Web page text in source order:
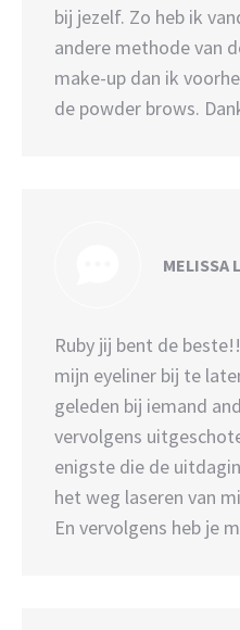
bij jezelf. Zo heb ik
andere methode van
make-up dan ik
de powder brows.
MELISSA
Ruby jij bent de
mijn eyeliner bij te
geleden bij iemand
vervolgens
enigste die de
het weg laseren van
En vervolgens heb je